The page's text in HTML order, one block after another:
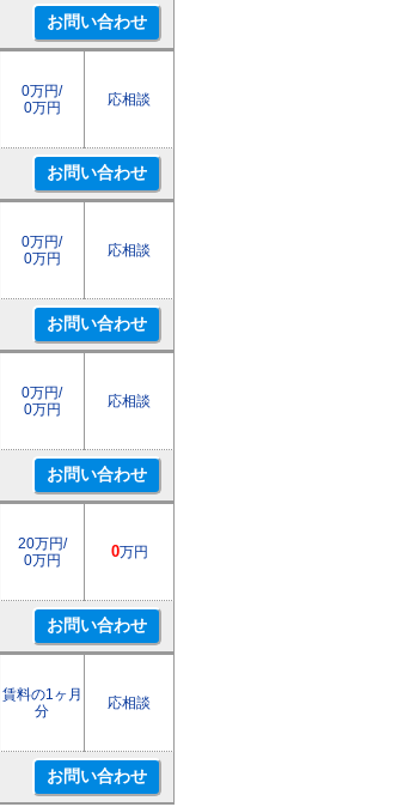
0万円/
0万円
応相談
0万円/
0万円
応相談
0万円/
0万円
応相談
20万円/
0万円
0万円
賃料の1ヶ月
分
応相談